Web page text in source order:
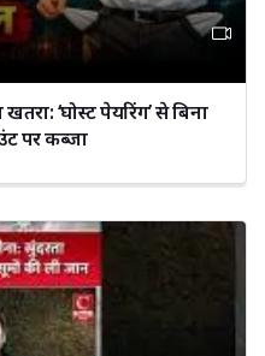
‘घोस्ट पेयरिंग’ से बिना
पर कब्जा